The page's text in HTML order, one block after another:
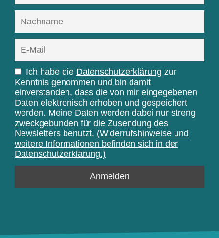
Ich habe die Datenschutzerklärung zur
Kenntnis genommen und bin damit
einverstanden, dass die von mir eingegebenen
Daten elektronisch erhoben und gespeichert
werden. Meine Daten werden dabei nur streng
zweckgebunden für die Zusendung des
Newsletters benutzt. (Widerrufshinweise und
weitere Informationen befinden sich in der
Datenschutzerklärung.)